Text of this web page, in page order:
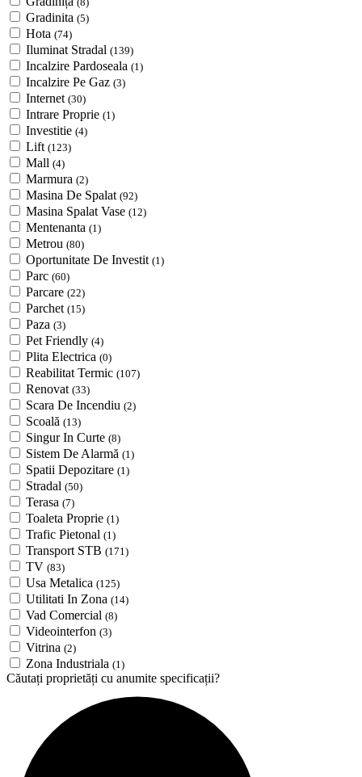
Gradinita (5)
Hota (74)
Iluminat Stradal (139)
Incalzire Pardoseala (1)
Incalzire Pe Gaz (3)
Internet (30)
Intrare Proprie (1)
Investitie (4)
Lift (123)
Mall (4)
Marmura (2)
Masina De Spalat (92)
Masina Spalat Vase (12)
Mentenanta (1)
Metrou (80)
Oportunitate De Investit (1)
Parc (60)
Parcare (22)
Parchet (15)
Paza (3)
Pet Friendly (4)
Plita Electrica (0)
Reabilitat Termic (107)
Renovat (33)
Scara De Incendiu (2)
Scoală (13)
Singur In Curte (8)
Sistem De Alarmă (1)
Spatii Depozitare (1)
Stradal (50)
Terasa (7)
Toaleta Proprie (1)
Trafic Pietonal (1)
Transport STB (171)
TV (83)
Usa Metalica (125)
Utilitati In Zona (14)
Vad Comercial (8)
Videointerfon (3)
Vitrina (2)
Zona Industriala (1)
Căutați proprietăți cu anumite specificații?